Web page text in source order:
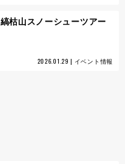
枯山スノーシューツアー
2026.01.29 | イベント情報